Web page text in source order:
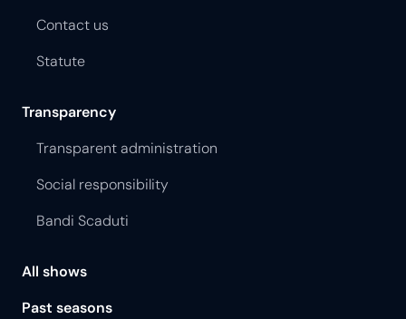
Contact us
Statute
Transparency
Transparent administration
Social responsibility
Bandi Scaduti
All shows
Past seasons